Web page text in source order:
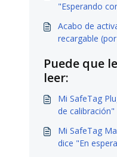
"Esperando
Acabo de
recargable
localización se
lentamente.
Puede que
leer:
Mi SafeTag
de calibración"
Mi SafeTag
dice "En